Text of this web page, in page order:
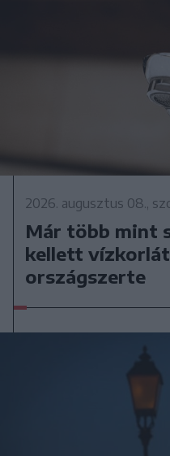
2026. augusztus 08.,
Már több mint
kellett
országszerte